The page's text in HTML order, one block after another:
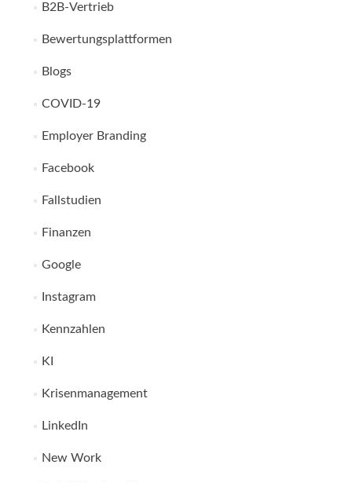
B2B-Vertrieb
Bewertungsplattformen
Blogs
COVID-19
Employer Branding
Facebook
Fallstudien
Finanzen
Google
Instagram
Kennzahlen
KI
Krisenmanagement
LinkedIn
New Work